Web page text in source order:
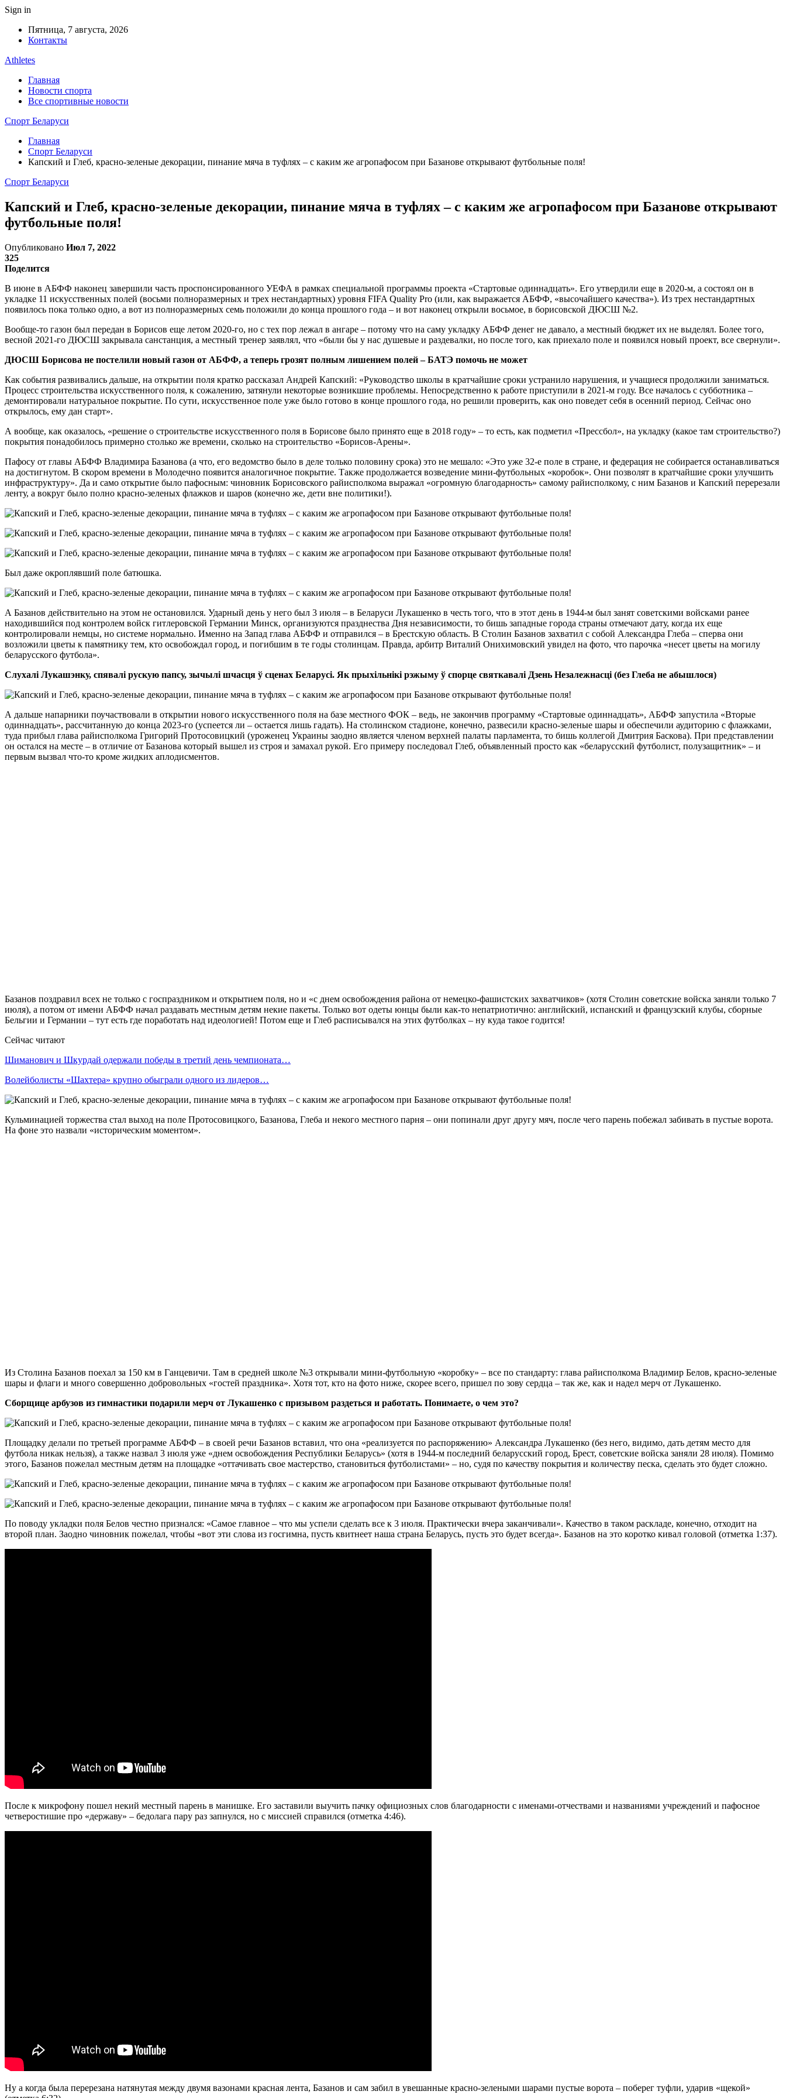
Sign in
Пятница, 7 августа, 2026
Контакты
Athletes
Главная
Новости спорта
Все спортивные новости
Спорт Беларуси
Главная
Спорт Беларуси
Капский и Глеб, красно-зеленые декорации, пинание мяча в туфлях – с каким же агропафосом при Базанове открывают футбольные поля!
Спорт Беларуси
Капский и Глеб, красно-зеленые декорации, пинание мяча в туфлях – с каким же агропафосом при Базанове открывают
футбольные поля!
Опубликовано Июл 7, 2022
325
Поделится
В июне в АБФФ наконец завершили часть проспонсированного УЕФА в рамках специальной программы проекта «Стартовые одиннадцать». Его утвердили еще в 2020-м, а состоял он в
укладке 11 искусcтвенных полей (восьми полноразмерных и трех нестандартных) уровня FIFA Quality Pro (или, как выражается АБФФ, «высочайшего качества»). Из трех нестандартных
появилось пока только одно, а вот из полноразмерных семь положили до конца прошлого года – и вот наконец открыли восьмое, в борисовской ДЮСШ №2.
Вообще-то газон был передан в Борисов еще летом 2020-го, но с тех пор лежал в ангаре – потому что на саму укладку АБФФ денег не давало, а местный бюджет их не выделял. Более того,
весной 2021-го ДЮСШ закрывала санстанция, а местный тренер заявлял, что «были бы у нас душевые и раздевалки, но после того, как приехало поле и появился новый проект, все свернули».
ДЮСШ Борисова не постелили новый газон от АБФФ, а теперь грозят полным лишением полей – БАТЭ помочь не может
Как события развивались дальше, на открытии поля кратко рассказал Андрей Капский: «Руководство школы в кратчайшие сроки устранило нарушения, и учащиеся продолжили заниматься.
Процесс строительства искусственного поля, к сожалению, затянули некоторые возникшие проблемы. Непосредственно к работе приступили в 2021-м году. Все началось с субботника –
демонтировали натуральное покрытие. По сути, искусственное поле уже было готово в конце прошлого года, но решили проверить, как оно поведет себя в осенний период. Сейчас оно
открылось, ему дан старт».
А вообще, как оказалось, «решение о строительстве искусственного поля в Борисове было принято еще в 2018 году» – то есть, как подметил «Прессбол», на укладку (какое там строительство?)
покрытия понадобилось примерно столько же времени, сколько на строительство «Борисов-Арены».
Пафосу от главы АБФФ Владимира Базанова (а что, его ведомство было в деле только половину срока) это не мешало: «Это уже 32-е поле в стране, и федерация не собирается останавливаться
на достигнутом. В скором времени в Молодечно появится аналогичное покрытие. Также продолжается возведение мини-футбольных «коробок». Они позволят в кратчайшие сроки улучшить
инфраструктуру». Да и само открытие было пафосным: чиновник Борисовского райисполкома выражал «огромную благодарность» самому райисполкому, с ним Базанов и Капский перерезали
ленту, а вокруг было полно красно-зеленых флажков и шаров (конечно же, дети вне политики!).
Был даже окроплявший поле батюшка.
А Базанов действительно на этом не остановился. Ударный день у него был 3 июля – в Беларуси Лукашенко в честь того, что в этот день в 1944-м был занят советскими войсками ранее
находившийся под контролем войск гитлеровской Германии Минск, организуются празднества Дня независимости, то бишь западные города страны отмечают дату, когда их еще
контролировали немцы, но системе нормально. Именно на Запад глава АБФФ и отправился – в Брестскую область. В Столин Базанов захватил с собой Александра Глеба – сперва они
возложили цветы к памятнику тем, кто освобождал город, и погибшим в те годы столинцам. Правда, арбитр Виталий Онихимовский увидел на фото, что парочка «несет цветы на могилу
беларусского футбола».
Слухалі Лукашэнку, спявалі рускую папсу, зычылі шчасця ў сценах Беларусі. Як прыхільнікі рэжыму ў спорце святкавалі Дзень Незалежнасці (без Глеба не абышлося)
А дальше напарники поучаствовали в открытии нового искусственного поля на базе местного ФОК – ведь, не закончив программу «Стартовые одиннадцать», АБФФ запустила «Вторые
одиннадцать», рассчитанную до конца 2023-го (успеется ли – остается лишь гадать). На столинском стадионе, конечно, развесили красно-зеленые шары и обеспечили аудиторию с флажками,
туда прибыл глава райисполкома Григорий Протосовицкий (уроженец Украины заодно является членом верхней палаты парламента, то бишь коллегой Дмитрия Баскова). При представлении
он остался на месте – в отличие от Базанова который вышел из строя и замахал рукой. Его примеру последовал Глеб, объявленный просто как «беларусский футболист, полузащитник» – и
первым вызвал что-то кроме жидких аплодисментов.
Базанов поздравил всех не только с госпраздником и открытием поля, но и «с днем освобождения района от немецко-фашистских захватчиков» (хотя Столин советские войска заняли только 7
июля), а потом от имени АБФФ начал раздавать местным детям некие пакеты. Только вот одеты юнцы были как-то непатриотично: английский, испанский и французский клубы, сборные
Бельгии и Германии – тут есть где поработать над идеологией! Потом еще и Глеб расписывался на этих футболках – ну куда такое годится!
Сейчас читают
Шиманович и Шкурдай одержали победы в третий день чемпионата…
Волейболисты «Шахтера» крупно обыграли одного из лидеров…
Кульминацией торжества стал выход на поле Протосовицкого, Базанова, Глеба и некого местного парня – они попинали друг другу мяч, после чего парень побежал забивать в пустые ворота.
На фоне это назвали «историческим моментом».
Из Столина Базанов поехал за 150 км в Ганцевичи. Там в средней школе №3 открывали мини-футбольную «коробку» – все по стандарту: глава райисполкома Владимир Белов, красно-зеленые
шары и флаги и много совершенно добровольных «гостей праздника». Хотя тот, кто на фото ниже, скорее всего, пришел по зову сердца – так же, как и надел мерч от Лукашенко.
Сборщице арбузов из гимнастики подарили мерч от Лукашенко с призывом раздеться и работать. Понимаете, о чем это?
Площадку делали по третьей программе АБФФ – в своей речи Базанов вставил, что она «реализуется по распоряжению» Александра Лукашенко (без него, видимо, дать детям место для
футбола никак нельзя), а также назвал 3 июля уже «днем освобождения Республики Беларусь» (хотя в 1944-м последний беларусский город, Брест, советские войска заняли 28 июля). Помимо
этого, Базанов пожелал местным детям на площадке «оттачивать свое мастерство, становиться футболистами» – но, судя по качеству покрытия и количеству песка, сделать это будет сложно.
По поводу укладки поля Белов честно признался: «Самое главное – что мы успели сделать все к 3 июля. Практически вчера заканчивали». Качество в таком раскладе, конечно, отходит на
второй план. Заодно чиновник пожелал, чтобы «вот эти слова из госгимна, пусть квитнеет наша страна Беларусь, пусть это будет всегда». Базанов на это коротко кивал головой (отметка 1:37).
После к микрофону пошел некий местный парень в манишке. Его заставили выучить пачку официозных слов благодарности с именами-отчествами и названиями учреждений и пафосное
четверостишие про «державу» – бедолага пару раз запнулся, но с миссией справился (отметка 4:46).
Ну а когда была перерезана натянутая между двумя вазонами красная лента, Базанов и сам забил в увешанные красно-зелеными шарами пустые ворота – поберег туфли, ударив «щекой»